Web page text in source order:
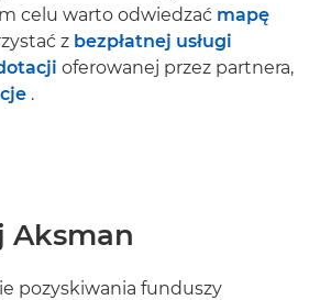
celu warto odwiedzać mapę
z bezpłatnej usługi
oferowanej przez partnera,
.
Aksman
pozyskiwania funduszy